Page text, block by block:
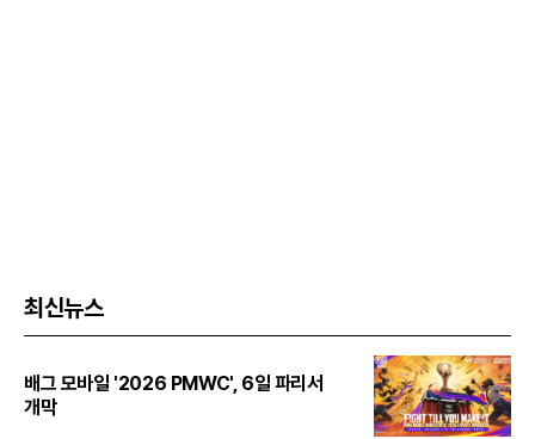
최신뉴스
배그 모바일 '2026 PMWC', 6일 파리서
개막